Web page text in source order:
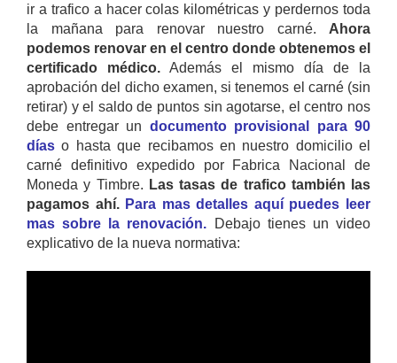
ir a trafico a hacer colas kilométricas y perdernos toda
la mañana para renovar nuestro carné. Ahora
podemos renovar en el centro donde obtenemos el
certificado médico. Además el mismo día de la
aprobación del dicho examen, si tenemos el carné (sin
retirar) y el saldo de puntos sin agotarse, el centro nos
debe entregar un documento provisional para 90
días o hasta que recibamos en nuestro domicilio el
carné definitivo expedido por Fabrica Nacional de
Moneda y Timbre. Las tasas de trafico también las
pagamos ahí. Para mas detalles aquí puedes leer
mas sobre la renovación. Debajo tienes un video
explicativo de la nueva normativa: